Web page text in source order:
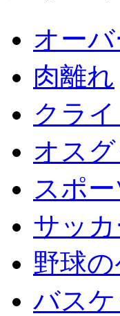
オー
肉離れ
クラ
オス
スポ
サッ
野球
バス